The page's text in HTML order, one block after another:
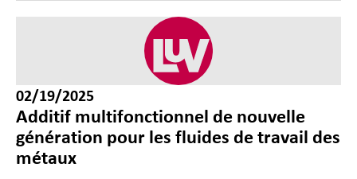
02/19/2025
Additif multifonctionnel de nouvelle
génération pour les fluides de travail des
métaux